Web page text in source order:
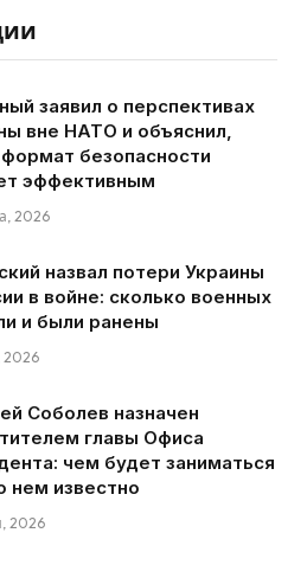
заявил о перспективах
вне НАТО и объяснил,
безопасности
эффективным
2026
назвал потери Украины
в войне: сколько военных
и были ранены
2026
Соболев назначен
главы Офиса
чем будет заниматься
нем известно
2026